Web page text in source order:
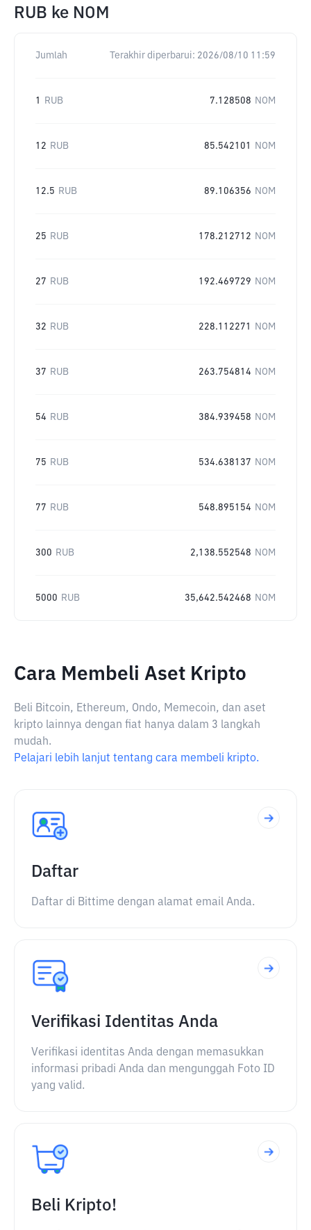
RUB ke NOM
Jumlah Terakhir diperbarui: 2026/08/10 11:59
1 RUB 7.128508 NOM
12 RUB 85.542101 NOM
12.5 RUB 89.106356 NOM
25 RUB 178.212712 NOM
27 RUB 192.469729 NOM
32 RUB 228.112271 NOM
37 RUB 263.754814 NOM
54 RUB 384.939458 NOM
75 RUB 534.638137 NOM
77 RUB 548.895154 NOM
300 RUB 2,138.552548 NOM
5000 RUB 35,642.542468 NOM
Cara Membeli Aset Kripto
Beli Bitcoin, Ethereum, Ondo, Memecoin, dan aset
kripto lainnya dengan fiat hanya dalam 3 langkah
mudah.
Pelajari lebih lanjut tentang cara membeli kripto.
Daftar
Daftar di Bittime dengan alamat email Anda.
Verifikasi Identitas Anda
Verifikasi identitas Anda dengan memasukkan
informasi pribadi Anda dan mengunggah Foto ID
yang valid.
Beli Kripto!